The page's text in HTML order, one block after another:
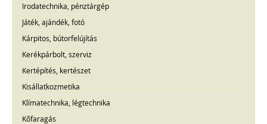
Irodatechnika, pénztárgép
Játék, ajándék, fotó
Kárpitos, bútorfelújítás
Kerékpárbolt, szerviz
Kertépítés, kertészet
Kisállatkozmetika
Klímatechnika, légtechnika
Kőfaragás